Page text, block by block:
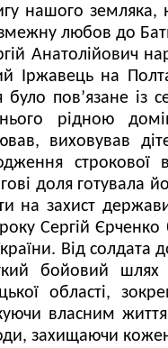
нашого земляка,
любов до
Анатолійович
Іржавець на
було пов’язане із
рідною
виховував
строкової
доля готувала
на захист
Сергій
Від
бойовий шлях
області,
власним
захищаючи